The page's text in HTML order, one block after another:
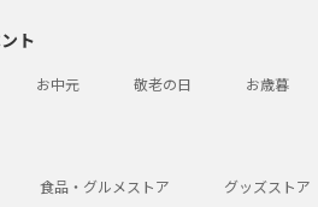
ト
お中元 敬老の日 お歳暮
食品・グルメストア グッズストア